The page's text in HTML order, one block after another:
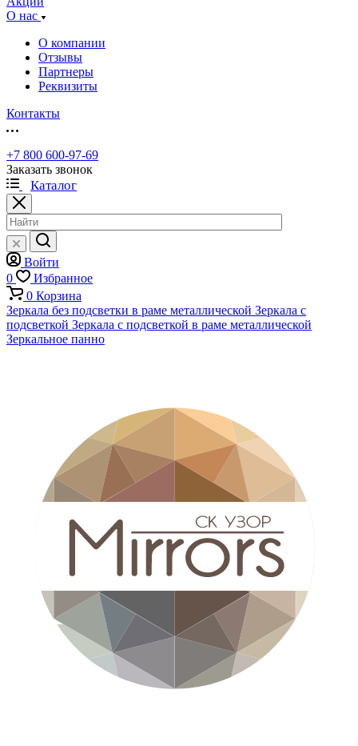
О нас
О компании
Отзывы
Партнеры
Реквизиты
Контакты
+7 800 600-97-69
Заказать звонок
Каталог
Войти
0
Избранное
0 Корзина
Зеркала без подсветки в раме металлической Зеркала с
подсветкой Зеркала с подсветкой в раме металлической
Зеркальное панно